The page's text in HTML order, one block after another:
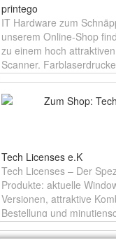
printego
IT Hardware zum
unserem Online-Shop
zu einem hoch
Scanner,
Faxgeräte und Zubehör.
Tech Licenses e.K
Tech Licenses – Der
Produkte: aktuelle
Versionen, attraktive
Bestellung und
Ideal für Privat­kunden